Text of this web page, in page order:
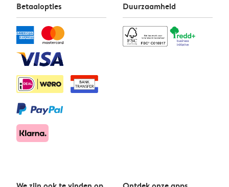
Betaalopties Duurzaamheid